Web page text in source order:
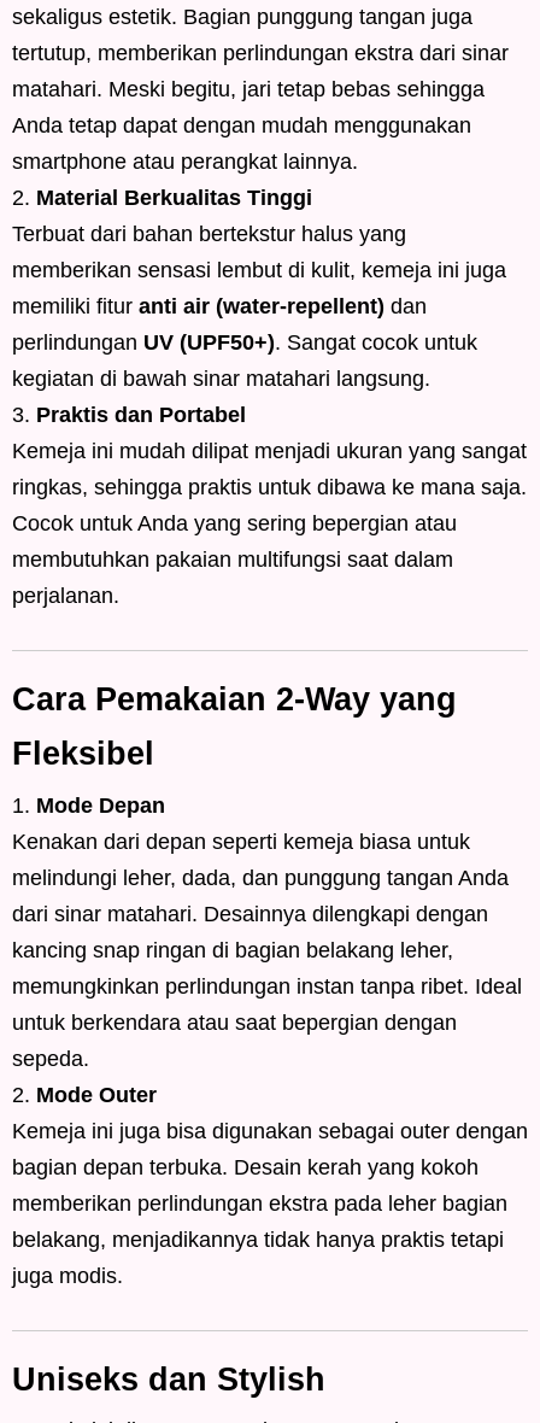
sekaligus estetik. Bagian punggung tangan juga
tertutup, memberikan perlindungan ekstra dari sinar
matahari. Meski begitu, jari tetap bebas sehingga
Anda tetap dapat dengan mudah menggunakan
smartphone atau perangkat lainnya.
Material Berkualitas Tinggi
Terbuat dari bahan bertekstur halus yang
memberikan sensasi lembut di kulit, kemeja ini juga
memiliki fitur anti air (water-repellent) dan
perlindungan UV (UPF50+). Sangat cocok untuk
kegiatan di bawah sinar matahari langsung.
Praktis dan Portabel
Kemeja ini mudah dilipat menjadi ukuran yang sangat
ringkas, sehingga praktis untuk dibawa ke mana saja.
Cocok untuk Anda yang sering bepergian atau
membutuhkan pakaian multifungsi saat dalam
perjalanan.
Cara Pemakaian 2-Way yang
Fleksibel
Mode Depan
Kenakan dari depan seperti kemeja biasa untuk
melindungi leher, dada, dan punggung tangan Anda
dari sinar matahari. Desainnya dilengkapi dengan
kancing snap ringan di bagian belakang leher,
memungkinkan perlindungan instan tanpa ribet. Ideal
untuk berkendara atau saat bepergian dengan
sepeda.
Mode Outer
Kemeja ini juga bisa digunakan sebagai outer dengan
bagian depan terbuka. Desain kerah yang kokoh
memberikan perlindungan ekstra pada leher bagian
belakang, menjadikannya tidak hanya praktis tetapi
juga modis.
Uniseks dan Stylish